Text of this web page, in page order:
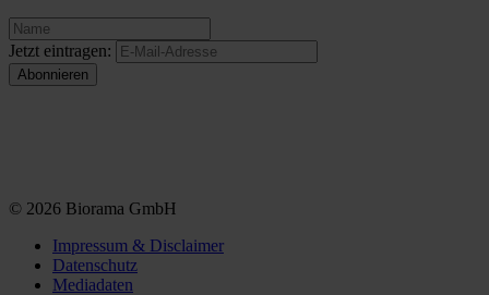
Jetzt eintragen:
© 2026 Biorama GmbH
Impressum & Disclaimer
Datenschutz
Mediadaten